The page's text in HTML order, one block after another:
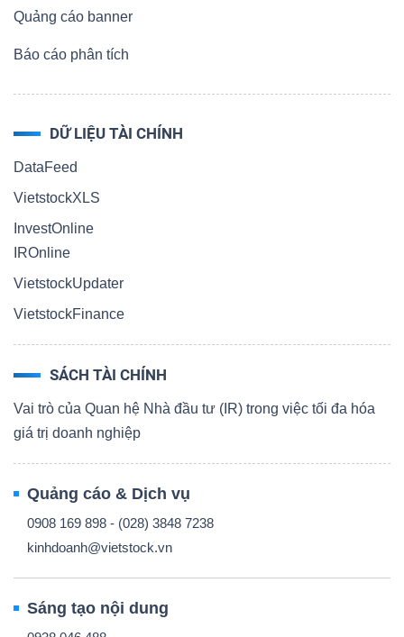
Quảng cáo banner
Báo cáo phân tích
DỮ LIỆU TÀI CHÍNH
DataFeed
VietstockXLS
InvestOnline
IROnline
VietstockUpdater
VietstockFinance
SÁCH TÀI CHÍNH
Vai trò của Quan hệ Nhà đầu tư (IR) trong việc tối đa hóa
giá trị doanh nghiệp
Quảng cáo & Dịch vụ
0908 169 898 - (028) 3848 7238
kinhdoanh@vietstock.vn
Sáng tạo nội dung